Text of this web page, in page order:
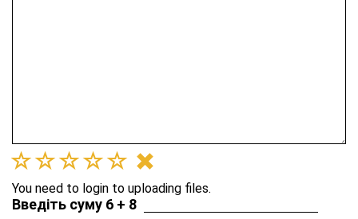
You need to login to uploading files.
Введіть суму 6 + 8